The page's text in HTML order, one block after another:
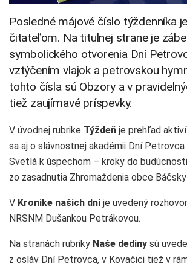
Posledné májové číslo týždenníka
čitateľom. Na titulnej strane je
symbolického otvorenia Dní
vztýčením vlajok a petrovskou
tohto čísla sú Obzory a v
tiež zaujímavé príspevky.
V úvodnej rubrike Týždeň je prehľad
sa aj o slávnostnej akadémii Dní
Svetlá k úspechom – kroky do
zo zasadnutia Zhromaždenia obce
V Kronike našich dníje uvedený
NRSNM Dušankou Petrákovou.
Na stranách rubriky Naše dediny sú
z osláv Dní Petrovca, v Kovačici tiež v